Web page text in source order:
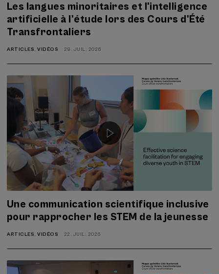
Les langues minoritaires et l'intelligence
artificielle à l'étude lors des Cours d'Été
Transfrontaliers
ARTICLES,VIDÉOS 29. JUIL, 2026
Une communication scientifique inclusive
pour rapprocher les STEM de la jeunesse
ARTICLES,VIDÉOS 22. JUIL, 2026